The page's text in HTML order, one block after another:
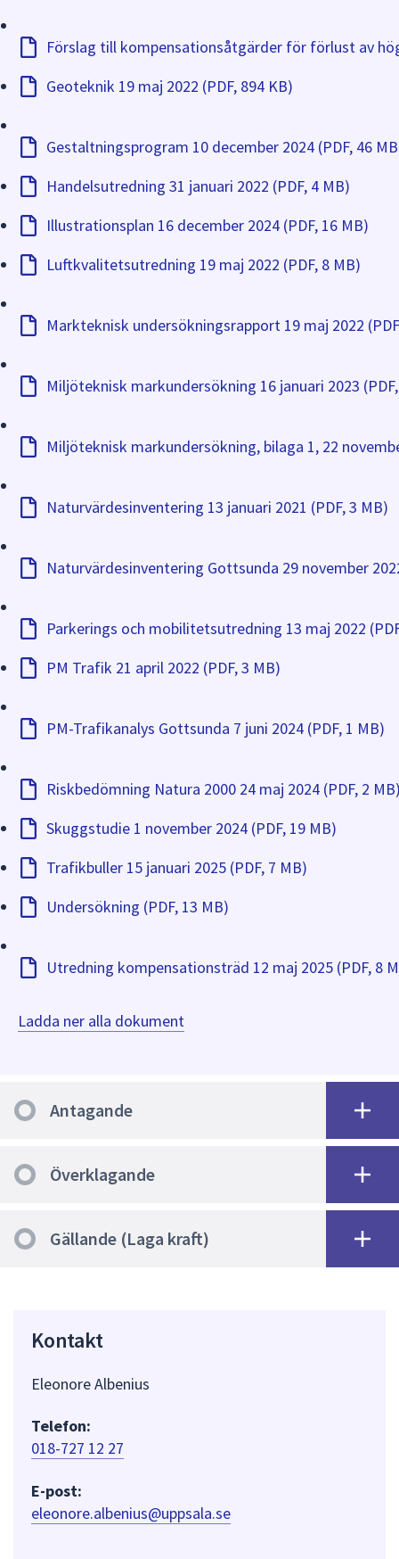
Förslag till kompensationsåtgärder för förlust av
Geoteknik 19 maj 2022 (PDF, 894 KB)
Gestaltningsprogram 10 december 2024 (PDF, 46
Handelsutredning 31 januari 2022 (PDF, 4 MB)
Illustrationsplan 16 december 2024 (PDF, 16 MB)
Luftkvalitetsutredning 19 maj 2022 (PDF, 8 MB)
Markteknisk undersökningsrapport 19 maj 2022
Miljöteknisk markundersökning 16 januari 2023
Miljöteknisk markundersökning, bilaga 1, 22
Naturvärdesinventering 13 januari 2021 (PDF, 3 MB)
Naturvärdesinventering Gottsunda 29 november
Parkerings och
PM Trafik 21 april 2022 (PDF, 3 MB)
PM-Trafikanalys Gottsunda 7 juni 2024 (PDF, 1 MB)
Riskbedömning Natura 2000 24 maj 2024 (PDF, 2
Skuggstudie 1 november 2024 (PDF, 19 MB)
Trafikbuller 15 januari 2025 (PDF, 7 MB)
Undersökning (PDF, 13 MB)
Utredning kompensationsträd 12 maj 2025 (PDF, 8
Ladda ner alla dokument
Antagande
Överklagande
Gällande (Laga kraft)
Kontakt
Eleonore Albenius
Telefon:
018-727 12 27
E-post:
eleonore.albenius@uppsala.se